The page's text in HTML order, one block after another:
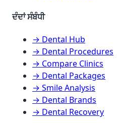
ਦੰਦਾਂ ਸੰਬੰਧੀ
→ Dental Hub
→ Dental Procedures
→ Compare Clinics
→ Dental Packages
→ Smile Analysis
→ Dental Brands
→ Dental Recovery